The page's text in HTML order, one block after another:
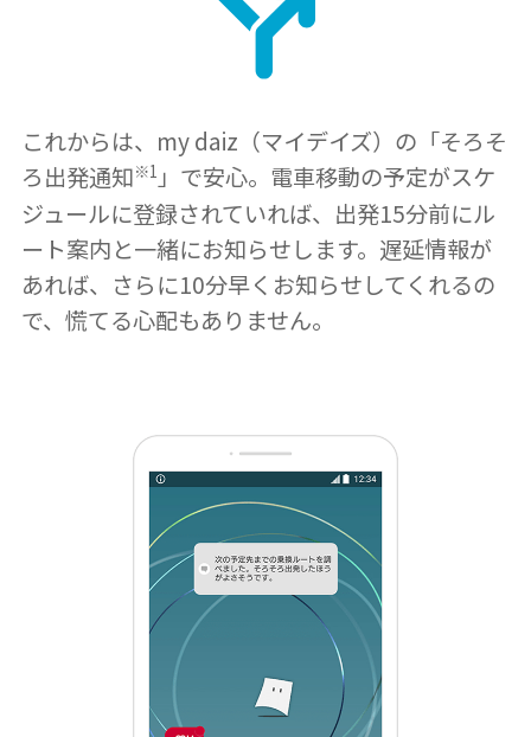
これからは、my daiz（マイデイズ）の「そろそ
ろ出発通知※1」で安心。電車移動の予定がスケ
ジュールに登録されていれば、出発15分前にル
ート案内と一緒にお知らせします。遅延情報が
あれば、さらに10分早くお知らせしてくれるの
で、慌てる心配もありません。